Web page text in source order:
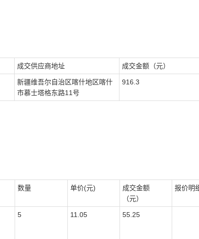
成交供应商地址 成交金额（元）
新疆维吾尔自治区喀什地区喀什
市慕士塔格东路11号
916.3
数量 单价(元)
成交金额
（元）
报价明
5 11.05 55.25